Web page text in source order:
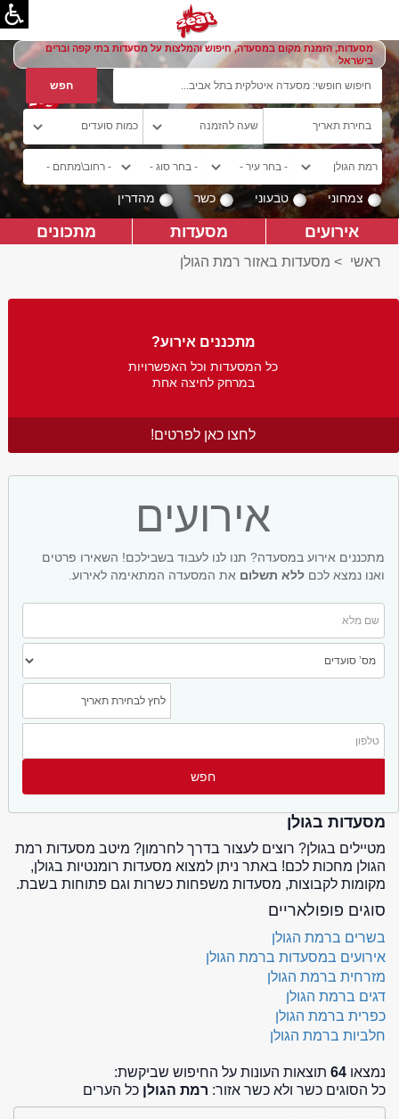
מסעדות, הזמנת מקום במסעדה, חיפוש והמלצות על מסעדות בתי קפה וברים
בישראל
צמחוני טבעוני כשר מהדרין
אירועים מסעדות מתכונים
ראשי > מסעדות באזור רמת הגולן
מתכננים אירוע?
כל המסעדות וכל האפשרויות
במרחק לחיצה אחת
לחצו כאן לפרטים!
אירועים
מתכננים אירוע במסעדה? תנו לנו לעבוד בשבילכם! השאירו פרטים
ואנו נמצא לכם ללא תשלום את המסעדה המתאימה לאירוע.
מסעדות בגולן
מטיילים בגולן? רוצים לעצור בדרך לחרמון? מיטב מסעדות רמת
הגולן מחכות לכם! באתר ניתן למצוא מסעדות רומנטיות בגולן,
מקומות לקבוצות, מסעדות משפחות כשרות וגם פתוחות בשבת.
סוגים פופולאריים
בשרים ברמת הגולן
אירועים במסעדות ברמת הגולן
מזרחית ברמת הגולן
דגים ברמת הגולן
כפרית ברמת הגולן
חלביות ברמת הגולן
נמצאו 64 תוצאות העונות על החיפוש שביקשת:
כל הסוגים כשר ולא כשר אזור: רמת הגולן כל הערים